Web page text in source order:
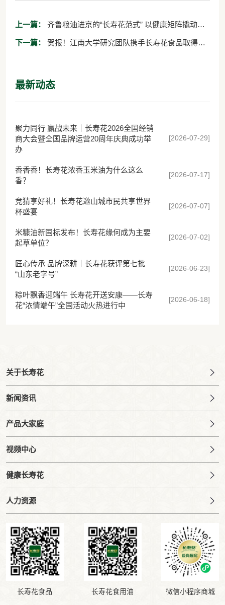
上一篇：
销协作新动能
下一篇：
破
最新动态
聚力同行 赢战未来｜长寿花2026全国经销
商大会暨全国品牌运营20周年庆典成功举
办
[2026-07-29]
香香香！长寿花浓香玉米油为什么这么
香？
[2026-07-17]
竞猜享好礼！长寿花邀山城市民共享世界
杯盛宴
[2026-07-07]
米糠油新国标发布！长寿花缘何成为主要
起草单位？
[2026-07-02]
匠心传承 品牌深耕｜长寿花获评第七批
“山东老字号”
[2026-06-23]
粽叶飘香迎端午 长寿花开送安康——长寿
花“浓情端午”全国活动火热进行中
[2026-06-18]
关于长寿花
新闻资讯
产品大家庭
视频中心
健康长寿花
人力资源
长寿花食品 长寿花食用油 微信小程序商城